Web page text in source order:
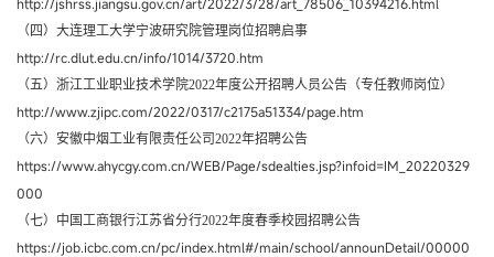
（四）大连理工大学宁波研究院管理岗位招聘启事
http://rc.dlut.edu.cn/info/1014/3720.htm
（五）浙江工业职业技术学院2022年度公开招聘人员公告（专任教师岗位）
http://www.zjipc.com/2022/0317/c2175a51334/page.htm
（六）安徽中烟工业有限责任公司2022年招聘公告
https://www.ahycgy.com.cn/WEB/Page/sdealties.jsp?infoid=IM_20220329
000
（七）中国工商银行江苏省分行2022年度春季校园招聘公告
https://job.icbc.com.cn/pc/index.html#/main/school/announDetail/00000